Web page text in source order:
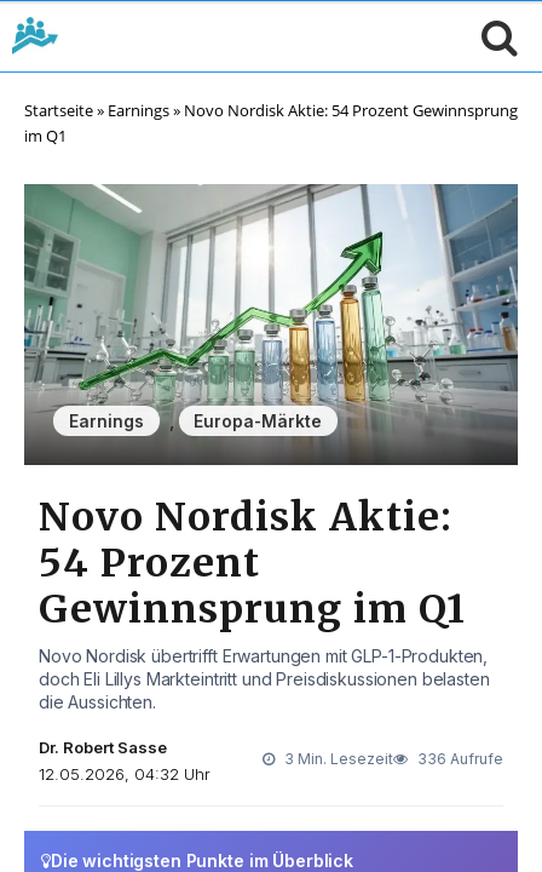
Startseite» Earnings» Novo Nordisk Aktie: 54 Prozent Gewinnsprung
im Q1
Earnings , Europa-Märkte
Novo Nordisk Aktie:
54 Prozent
Gewinnsprung im Q1
Novo Nordisk übertrifft Erwartungen mit GLP-1-Produkten,
doch Eli Lillys Markteintritt und Preisdiskussionen belasten
die Aussichten.
Dr. Robert Sasse
12.05.2026, 04:32 Uhr
3 Min. Lesezeit 336 Aufrufe
Die wichtigsten Punkte im Überblick